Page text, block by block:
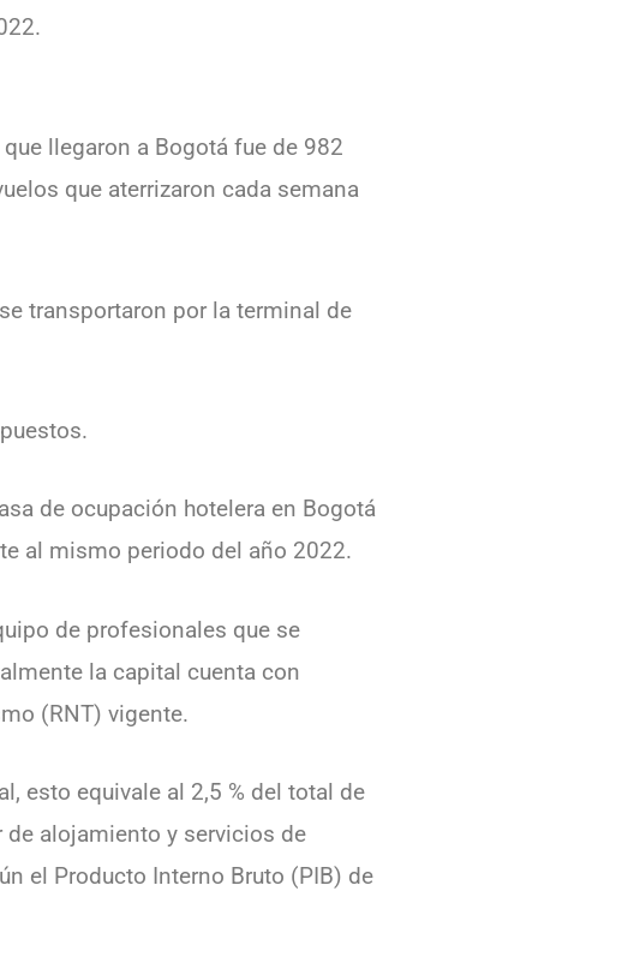
llegaron a Bogotá fue de 982
que aterrizaron cada semana
transportaron por la terminal de
de ocupación hotelera en Bogotá
al mismo periodo del año 2022.
de profesionales que se
la capital cuenta con
(RNT) vigente.
esto equivale al 2,5 % del total de
alojamiento y servicios de
el Producto Interno Bruto (PIB) de